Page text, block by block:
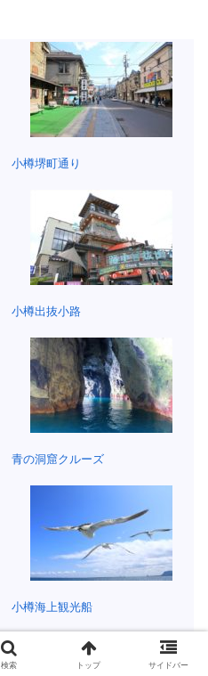
小樽堺町通り
小樽出抜小路
青の洞窟クルーズ
小樽海上観光船
検索 トップ サイドバー